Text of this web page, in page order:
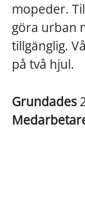
mopeder.
göra urban
tillgänglig.
på två hjul.
Grundades